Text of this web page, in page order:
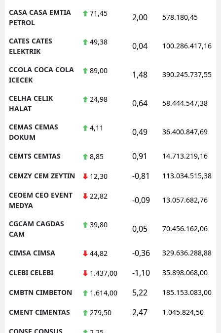
CASA CASA EMTIA
PETROL
71,45 2,00 578.180,45
CATES CATES
ELEKTRIK
49,38 0,04 100.286.417,16
CCOLA COCA COLA
ICECEK
89,00 1,48 390.245.737,55
CELHA CELIK
HALAT
24,98 0,64 58.444.547,38
CEMAS CEMAS
DOKUM
4,11 0,49 36.400.847,69
CEMTS CEMTAS 8,85 0,91 14.713.219,16
CEMZY CEM ZEYTIN 12,30 -0,81 113.034.515,38
CEOEM CEO EVENT
MEDYA
22,82 -0,09 13.057.682,76
CGCAM CAGDAS
CAM
39,80 0,05 70.456.162,06
CIMSA CIMSA 44,82 -0,36 329.636.288,88
CLEBI CELEBI 1.437,00 -1,10 35.898.068,00
CMBTN CIMBETON 1.614,00 5,22 185.153.083,00
CMENT CIMENTAS 279,50 2,47 1.045.824,50
CONSE CONSUS